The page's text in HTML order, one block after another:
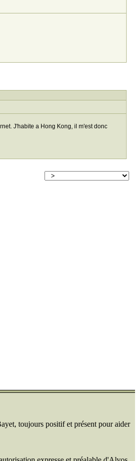
J'habite a Hong Kong, il m'est donc
toujours positif et présent pour aider